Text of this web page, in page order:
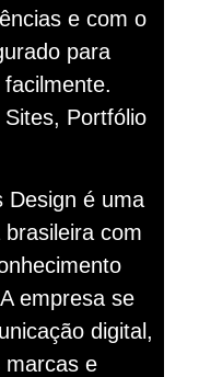
e com o
para
Portfólio
Design é uma
com
empresa se
digital,
marcas e